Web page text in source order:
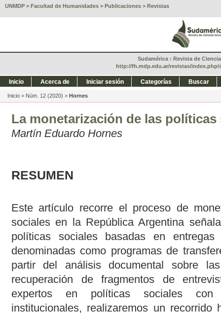
UNMDP > Facultad de Humanidades > Publicaciones > Revistas
Sudamérica : Revista de
http://fh.mdp.edu.ar/revistas/index.php/
Inicio Acerca de Iniciar sesión Categorías Buscar
Inicio > Núm. 12 (2020) > Hornes
La monetarización de las
Martín Eduardo Hornes
RESUMEN
Este artículo recorre el proceso de
sociales en la República Argentina
políticas sociales basadas en
denominadas como programas de
partir del análisis documental sobre
recuperación de fragmentos de
expertos en políticas sociales con
institucionales, realizaremos un recorrido